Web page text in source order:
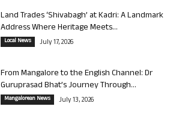
Land Trades ‘Shivabagh’ at Kadri: A Landmark
Address Where Heritage Meets...
Local News July 17, 2026
From Mangalore to the English Channel: Dr
Guruprasad Bhat’s Journey Through...
Mangalorean News July 13, 2026